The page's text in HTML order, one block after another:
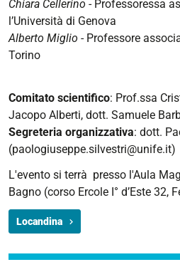
dinanzi
alla
Corte
Chiara Cellerino - Professoressa
l’Università di Genova
Alberto Miglio - Professore
Torino
Comitato scientifico: Prof.ssa
Jacopo Alberti, dott. Samuele
Segreteria organizzativa: dott.
(paologiuseppe.silvestri@unife.it)
L'evento si terrà presso l'Aula
Bagno (corso Ercole I° d’Este 32,
Locandina